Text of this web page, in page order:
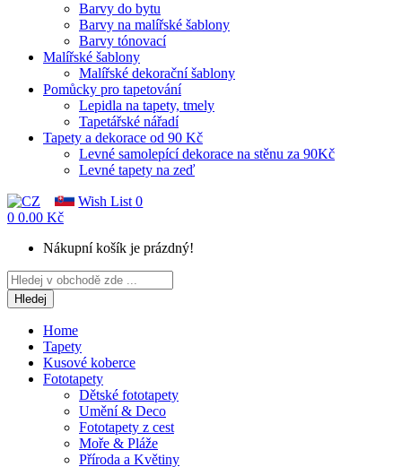
Barvy do bytu
Barvy na malířské šablony
Barvy tónovací
Malířské šablony
Malířské dekorační šablony
Pomůcky pro tapetování
Lepidla na tapety, tmely
Tapetářské nářadí
Tapety a dekorace od 90 Kč
Levné samolepící dekorace na stěnu za 90Kč
Levné tapety na zeď
Wish List 0
0 0.00 Kč
Nákupní košík je prázdný!
Hledej
Home
Tapety
Kusové koberce
Fototapety
Dětské fototapety
Umění & Deco
Fototapety z cest
Moře & Pláže
Příroda a Květiny